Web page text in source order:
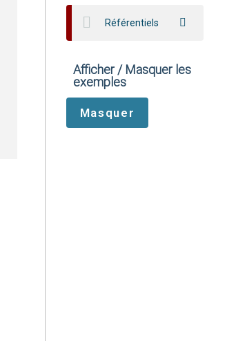
Référentiels
Afficher / Masquer les
exemples